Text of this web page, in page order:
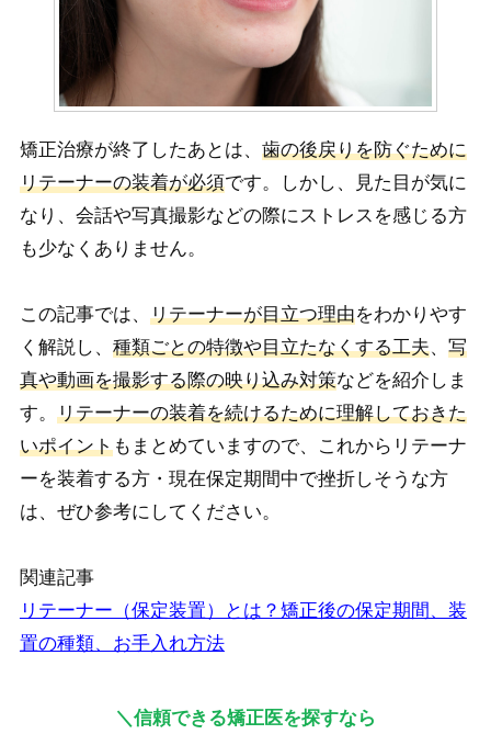
矯正治療が終了したあとは、 歯の後戻りを防ぐために
リテーナーの装着が必須です。しかし、見た目が気に
なり、会話や写真撮影などの際にストレスを感じる方
も少なくありません。
この記事では、 リテーナーが目立つ理由をわかりやす
く解説し、 種類ごとの特徴や目立たなくする工夫、 写
真や動画を撮影する際の映り込み対策などを紹介しま
す。 リテーナーの装着を続けるために理解しておきた
いポイントもまとめていますので、これからリテーナ
ーを装着する方・現在保定期間中で挫折しそうな方
は、ぜひ参考にしてください。
関連記事
リテーナー（保定装置）とは？矯正後の保定期間、装
置の種類、お手入れ方法
＼信頼できる矯正医を探すなら